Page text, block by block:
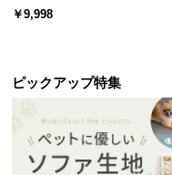
口に
ード 木目/石目調 オープン収
￥9,998
ピックアップ特集